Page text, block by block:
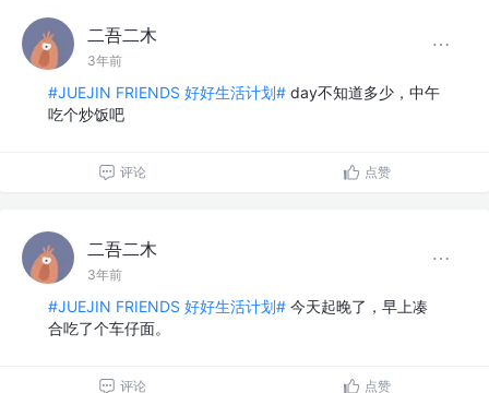
二吾二木
3年前
#JUEJIN FRIENDS 好好生活计划# day不知道多少，中午
吃个炒饭吧
评论 点赞
二吾二木
3年前
#JUEJIN FRIENDS 好好生活计划# 今天起晚了，早上凑
合吃了个车仔面。
评论 点赞